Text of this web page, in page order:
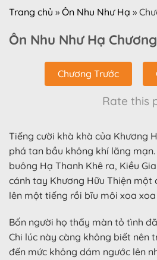
Trang chủ » Ôn Nhu Như Hạ »
Ôn Nhu Như Hạ
Chương Trước
Rate this
Tiếng cười khà khà của Khương
phá tan bầu không khí lãng mạn.
buông Hạ Thanh Khê ra, Kiều
cánh tay Khương Hữu Thiện một
lên một tiếng rồi bĩu môi xoa
Bốn người họ thấy màn tỏ tình
Chi lúc này càng không biết nên
đến mức không dám ngước lên